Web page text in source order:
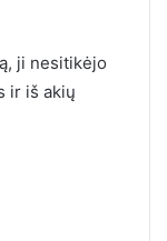
ji nesitikėjo
ir iš akių